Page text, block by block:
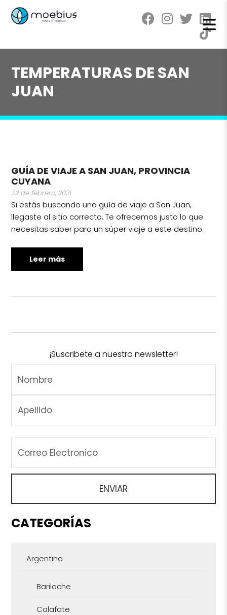
TEMPERATURAS DE SAN
JUAN
GUÍA DE VIAJE A SAN JUAN, PROVINCIA
CUYANA
22 de febrero, 2021
Si estás buscando una guía de viaje a San Juan,
llegaste al sitio correcto. Te ofrecemos justo lo que
necesitas saber para un súper viaje a este destino.
Leer más
¡Suscribete a nuestro newsletter!
CATEGORÍAS
Argentina
Bariloche
Calafate